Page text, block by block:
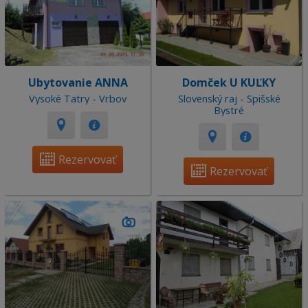
Ubytovanie ANNA
Vysoké Tatry - Vrbov
Rezervovať
Domček U KUĽKY
Slovenský raj - Spišské
Bystré
Rezervovať